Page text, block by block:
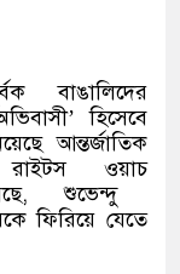
বাঙালিদের
’হিসেবে
আন্তর্জাতিক
রাইটস ওয়াচ
,শুভেন্দু
ফিরিয়ে যেতে